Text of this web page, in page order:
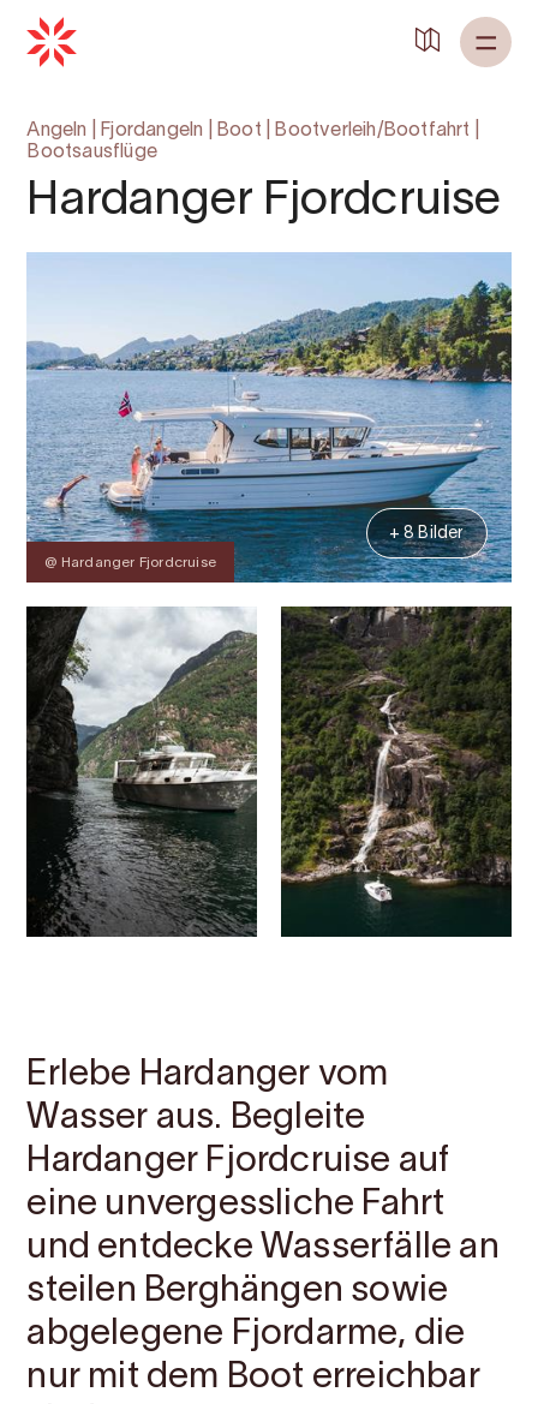
Angeln Fjordangeln Boot Bootverleih/Bootfahrt
Bootsausflüge
Hardanger Fjordcruise
@ Hardanger Fjordcruise
+ 8 Bilder
Erlebe Hardanger vom
Wasser aus. Begleite
Hardanger Fjordcruise auf
eine unvergessliche Fahrt
und entdecke Wasserfälle an
steilen Berghängen sowie
abgelegene Fjordarme, die
nur mit dem Boot erreichbar